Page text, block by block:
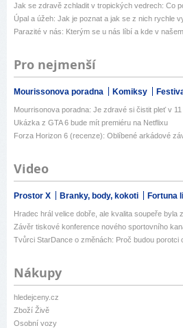
Jak se zdravě zchladit v tropických vedrech: Co
Úpal a úžeh: Jak je poznat a jak se z nich rychle
Parazité v nás: Kterým se u nás líbí a kde v našem
Pro nejmenší
Mourissonova poradna Komiksy
Mourrisonova poradna: Je zdravé si čistit pleť v
Ukázka z GTA 6 bude mít premiéru na Netflixu
Forza Horizon 6 (recenze): Oblíbené arkádové
Video
Prostor X Branky, body, kokoti Fortuna
Hradec hrál velice dobře, ale kvalita soupeře byla
Závěr tiskové konference nového sportovního
Tvůrci StarDance o změnách: Proč budou porotci
Nákupy
hledejceny.cz
Zboží Živě
Osobní vozy